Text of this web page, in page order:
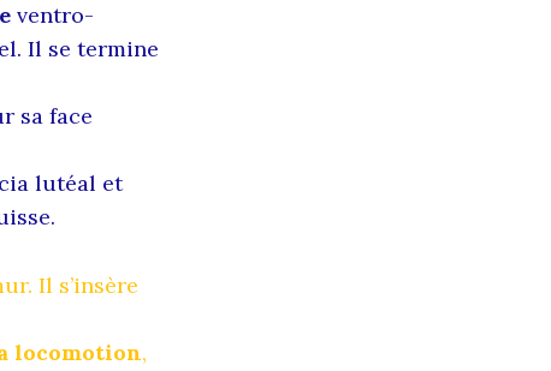
ventro-
Il se termine
sa face
lutéal et
Il s’insère
locomotion,